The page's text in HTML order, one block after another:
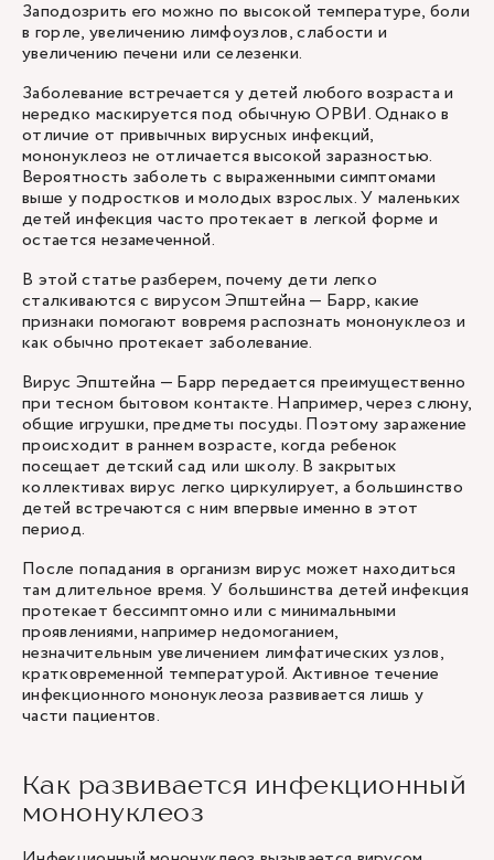
Заподозрить его можно по высокой температуре, боли
в горле, увеличению лимфоузлов, слабости и
увеличению печени или селезенки.
Заболевание встречается у детей любого возраста и
нередко маскируется под обычную ОРВИ. Однако в
отличие от привычных вирусных инфекций,
мононуклеоз не отличается высокой заразностью.
Вероятность заболеть с выраженными симптомами
выше у подростков и молодых взрослых. У маленьких
детей инфекция часто протекает в легкой форме и
остается незамеченной.
В этой статье разберем, почему дети легко
сталкиваются с вирусом Эпштейна — Барр, какие
признаки помогают вовремя распознать мононуклеоз и
как обычно протекает заболевание.
Вирус Эпштейна — Барр передается преимущественно
при тесном бытовом контакте. Например, через слюну,
общие игрушки, предметы посуды. Поэтому заражение
происходит в раннем возрасте, когда ребенок
посещает детский сад или школу. В закрытых
коллективах вирус легко циркулирует, а большинство
детей встречаются с ним впервые именно в этот
период.
После попадания в организм вирус может находиться
там длительное время. У большинства детей инфекция
протекает бессимптомно или с минимальными
проявлениями, например недомоганием,
незначительным увеличением лимфатических узлов,
кратковременной температурой. Активное течение
инфекционного мононуклеоза развивается лишь у
части пациентов.
Как развивается инфекционный
мононуклеоз